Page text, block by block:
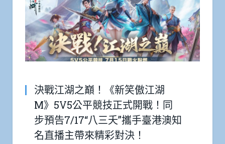
決戰江湖之巔！《新笑傲江湖
M》5V5公平競技正式開戰！同
步預告7/17“八三夭”攜手臺港澳知
名直播主帶來精彩對決！